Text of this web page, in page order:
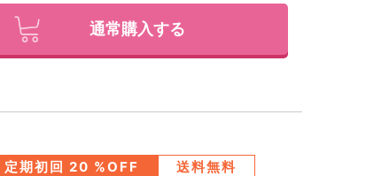
通常購入する
定期初回 20 %OFF 送料無料